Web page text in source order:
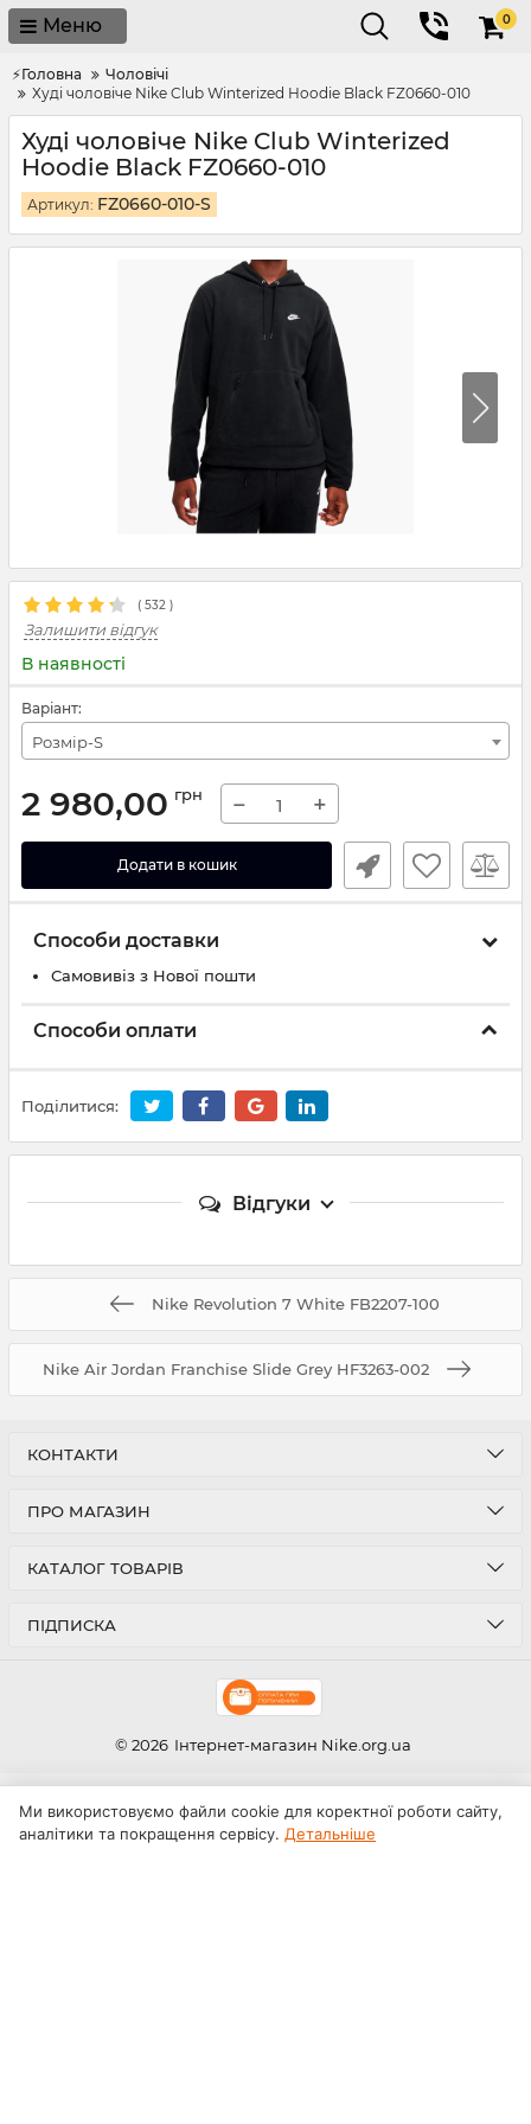
Меню 0
⚡Головна
Чоловічі
Худі чоловіче Nike Club Winterized Hoodie Black FZ0660-010
Худі чоловіче Nike Club Winterized
Hoodie Black FZ0660-010
Артикул: FZ0660-010-S
( 532 )
Залишити відгук
В наявності
Варіант:
Розмір-S
2 980,00 грн − +
Додати в кошик
Способи доставки
Самовивіз з Нової пошти
Способи оплати
Поділитися:
Відгуки
Nike Revolution 7 White FB2207-100
Nike Air Jordan Franchise Slide Grey HF3263-002
КОНТАКТИ
ПРО МАГАЗИН
КАТАЛОГ ТОВАРІВ
ПІДПИСКА
© 2026 Інтернет-магазин Nike.org.ua
Ми використовуємо файли cookie для коректної роботи сайту,
аналітики та покращення сервісу. Детальніше